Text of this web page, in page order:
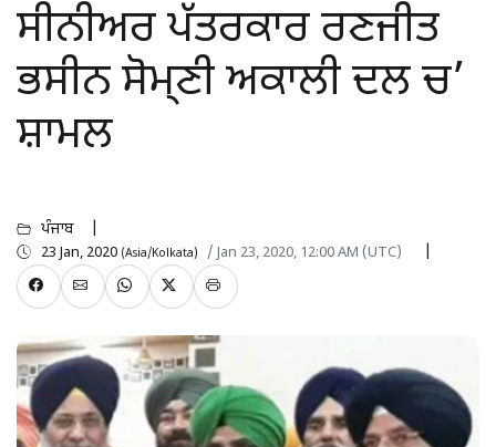
ਸੀਨੀਅਰ ਪੱਤਰਕਾਰ ਰਣਜੀਤ
ਭਸੀਨ ਸੋਮ੍ਣੀ ਅਕਾਲੀ ਦਲ ਚ’
ਸ਼ਾਮਲ
ਪੰਜਾਬ
23 Jan, 2020 (Asia/Kolkata) / Jan 23, 2020, 12:00 AM (UTC)